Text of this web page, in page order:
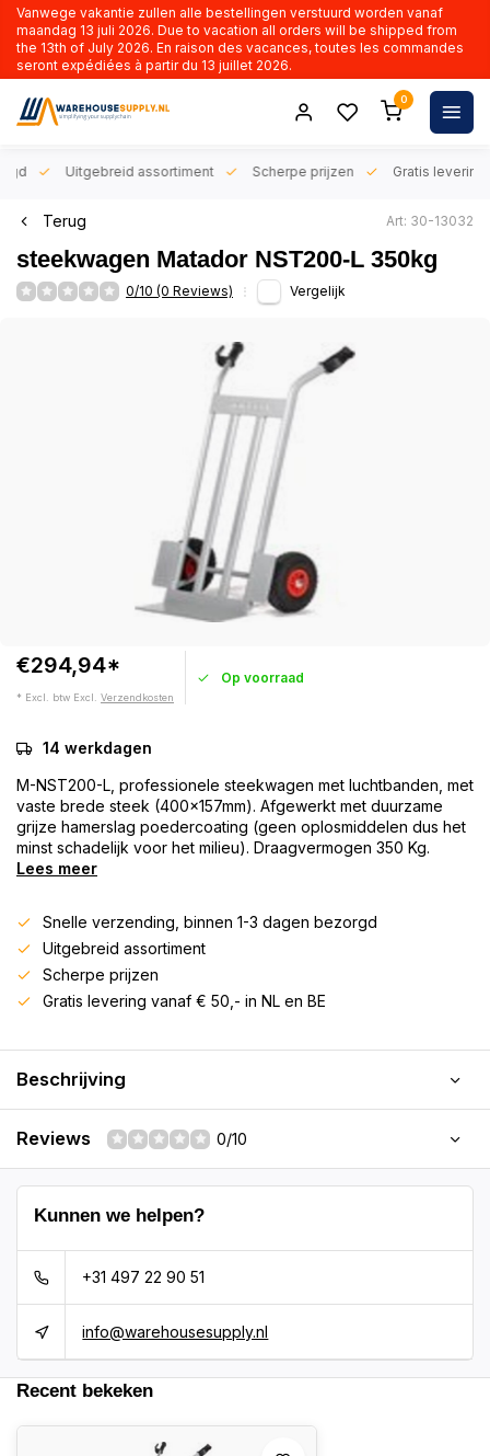
Vanwege vakantie zullen alle bestellingen verstuurd worden vanaf
maandag 13 juli 2026. Due to vacation all orders will be shipped from
the 13th of July 2026. En raison des vacances, toutes les commandes
seront expédiées à partir du 13 juillet 2026.
0
Uitgebreid assortiment Scherpe prijzen Gratis levering
Terug Art: 30-13032
steekwagen Matador NST200-L 350kg
0/10 (0 Reviews) Vergelijk
€294,94*
* Excl. btw Excl. Verzendkosten
Op voorraad
14 werkdagen
M-NST200-L, professionele steekwagen met luchtbanden, met
vaste brede steek (400x157mm). Afgewerkt met duurzame
grijze hamerslag poedercoating (geen oplosmiddelen dus het
minst schadelijk voor het milieu). Draagvermogen 350 Kg.
Lees meer
Snelle verzending, binnen 1-3 dagen bezorgd
Uitgebreid assortiment
Scherpe prijzen
Gratis levering vanaf € 50,- in NL en BE
Beschrijving
Reviews 0/10
Kunnen we helpen?
+31 497 22 90 51
info@warehousesupply.nl
Recent bekeken